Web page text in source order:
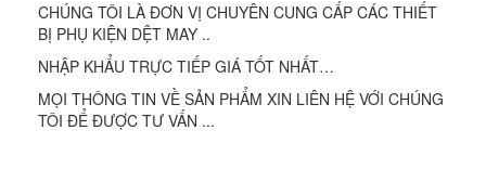
CHÚNG TÔI LÀ ĐƠN VỊ CHUYÊN CUNG CẤP CÁC THIẾT
BỊ PHỤ KIỆN DỆT MAY ..
NHẬP KHẨU TRỰC TIẾP GIÁ TỐT NHẤT…
MỌI THÔNG TIN VỀ SẢN PHẨM XIN LIÊN HỆ VỚI CHÚNG
TÔI ĐỂ ĐƯỢC TƯ VẤN ...